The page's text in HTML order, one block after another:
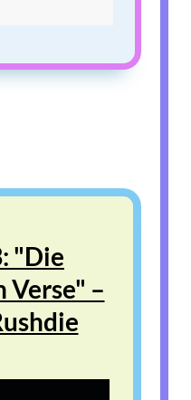
"Die
Verse" –